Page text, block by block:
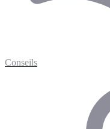
Conseils